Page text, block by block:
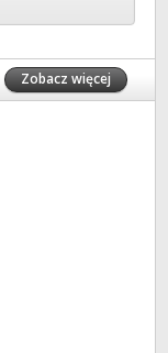
Zobacz więcej